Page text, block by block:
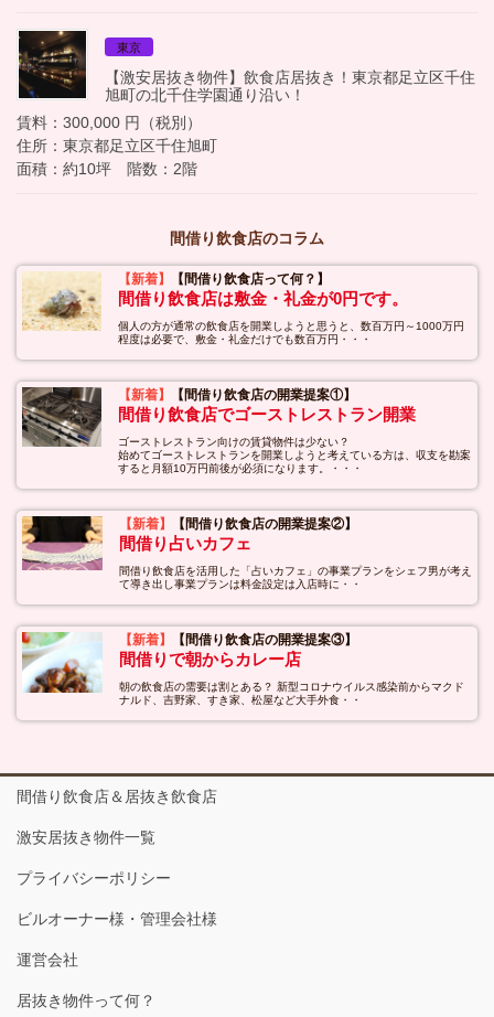
東京
【激安居抜き物件】飲食店居抜き！東京都足立区千住
旭町の北千住学園通り沿い！
賃料：300,000 円（税別）
住所：東京都足立区千住旭町
面積：約10坪 階数：2階
間借り飲食店のコラム
【新着】 【間借り飲食店って何？】
間借り飲食店は敷金・礼金が0円です。
個人の方が通常の飲食店を開業しようと思うと、数百万円～1000万円
程度は必要で、敷金・礼金だけでも数百万円・・・
【新着】 【間借り飲食店の開業提案①】
間借り飲食店でゴーストレストラン開業
ゴーストレストラン向けの賃貸物件は少ない？
始めてゴーストレストランを開業しようと考えている方は、収支を勘案
すると月額10万円前後が必須になります。・・・
【新着】 【間借り飲食店の開業提案②】
間借り占いカフェ
間借り飲食店を活用した「占いカフェ」の事業プランをシェフ男が考え
て導き出し事業プランは料金設定は入店時に・・
【新着】 【間借り飲食店の開業提案③】
間借りで朝からカレー店
朝の飲食店の需要は割とある？ 新型コロナウイルス感染前からマクド
ナルド、吉野家、すき家、松屋など大手外食・・
間借り飲食店＆居抜き飲食店
激安居抜き物件一覧
プライバシーポリシー
ビルオーナー様・管理会社様
運営会社
居抜き物件って何？